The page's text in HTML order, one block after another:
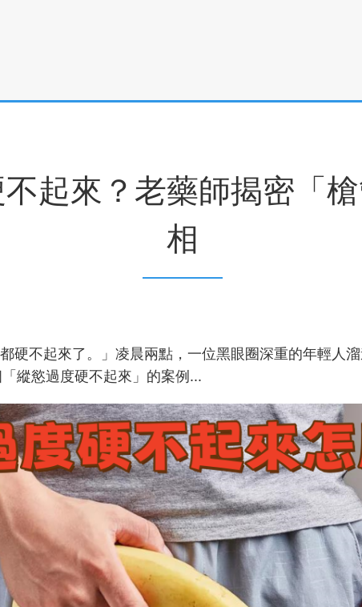
起來？老藥師揭密「
相
硬不起來了。」凌晨兩點，一位黑眼圈深重的年輕人
縱慾過度硬不起來」的案例...